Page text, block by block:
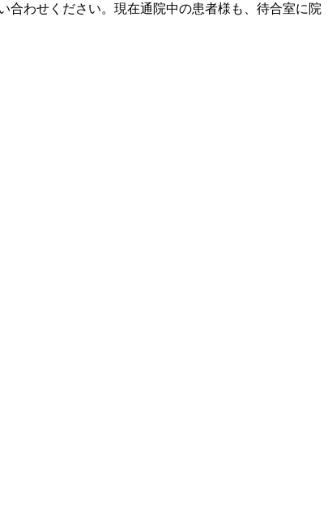
合わせください。現在通院中の患者様も、待合室に院